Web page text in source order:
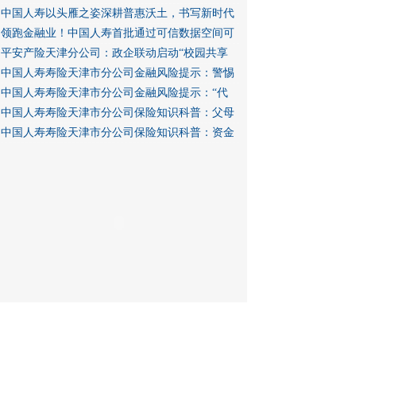
中国人寿以头雁之姿深耕普惠沃土，书写新时代
领跑金融业！中国人寿首批通过可信数据空间可
平安产险天津分公司：政企联动启动“校园共享
中国人寿寿险天津市分公司金融风险提示：警惕
中国人寿寿险天津市分公司金融风险提示：“代
中国人寿寿险天津市分公司保险知识科普：父母
中国人寿寿险天津市分公司保险知识科普：资金